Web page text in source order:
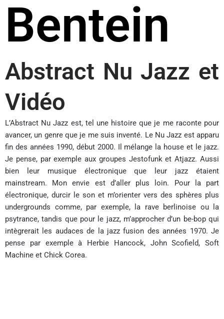
Bentein
Abstract Nu Jazz et
Vidéo
L’Abstract Nu Jazz est, tel une histoire que je me raconte pour
avancer, un genre que je me suis inventé. Le Nu Jazz est apparu
fin des années 1990, début 2000. Il mélange la house et le jazz.
Je pense, par exemple aux groupes Jestofunk et Atjazz. Aussi
bien leur musique électronique que leur jazz étaient
mainstream. Mon envie est d’aller plus loin. Pour la part
électronique, durcir le son et m’orienter vers des sphères plus
undergrounds comme, par exemple, la rave berlinoise ou la
psytrance, tandis que pour le jazz, m’approcher d’un be-bop qui
intègrerait les audaces de la jazz fusion des années 1970. Je
pense par exemple à Herbie Hancock, John Scofield, Soft
Machine et Chick Corea.